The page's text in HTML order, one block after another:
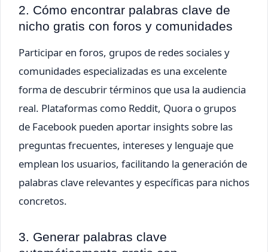
2. Cómo encontrar palabras clave de
nicho gratis con foros y comunidades
Participar en foros, grupos de redes sociales y
comunidades especializadas es una excelente
forma de descubrir términos que usa la audiencia
real. Plataformas como Reddit, Quora o grupos
de Facebook pueden aportar insights sobre las
preguntas frecuentes, intereses y lenguaje que
emplean los usuarios, facilitando la generación de
palabras clave relevantes y específicas para nichos
concretos.
3. Generar palabras clave